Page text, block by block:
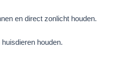
en direct zonlicht houden.
houden.